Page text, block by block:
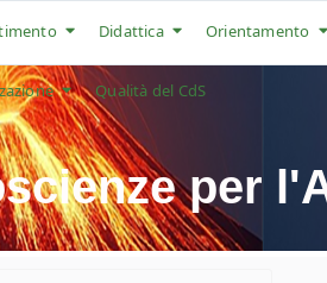
Didattica Orientamento
Qualità del CdS
per